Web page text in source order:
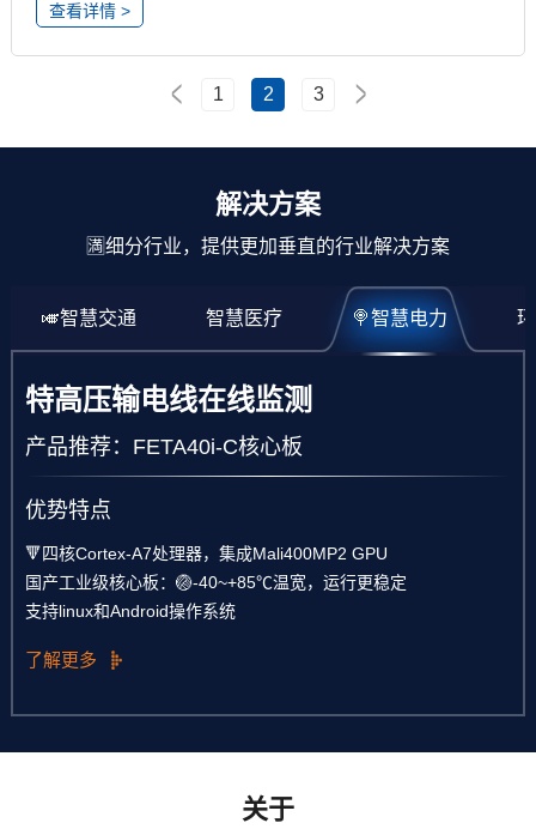
查看详情 >
< 1 2 3 >
解决方案
🈵细分行业，提供更加垂直的行业解决方案
🎺智慧交通 智慧医疗 🍭智慧电力
特高压输电线在线监测
产品推荐：FETA40i-C核心板
了解更多
优势特点
🔻四核Cortex-A7处理器，集成Mali400MP2 GPU
国产工业级核心板：🏐-40~+85℃温宽，运行更稳定
支持linux和Android操作系统
关于